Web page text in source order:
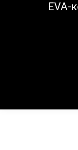
EVA-